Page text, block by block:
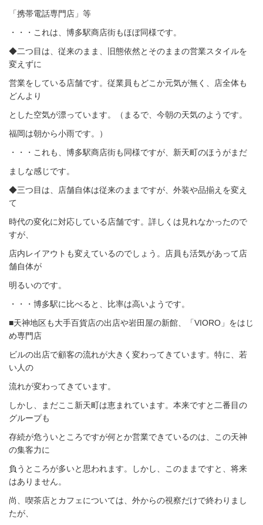
「携帯電話専門店」等
・・・これは、博多駅商店街もほぼ同様です。
◆二つ目は、従来のまま、旧態依然とそのままの営業スタイルを
変えずに
営業をしている店舗です。従業員もどこか元気が無く、店全体も
どんより
とした空気が漂っています。（まるで、今朝の天気のようです。
福岡は朝から小雨です。）
・・・これも、博多駅商店街も同様ですが、新天町のほうがまだ
ましな感じです。
◆三つ目は、店舗自体は従来のままですが、外装や品揃えを変え
て
時代の変化に対応している店舗です。詳しくは見れなかったので
すが、
店内レイアウトも変えているのでしょう。店員も活気があって店
舗自体が
明るいのです。
・・・博多駅に比べると、比率は高いようです。
■天神地区も大手百貨店の出店や岩田屋の新館、「VIORO」をはじ
め専門店
ビルの出店で顧客の流れが大きく変わってきています。特に、若
い人の
流れが変わってきています。
しかし、まだここ新天町は恵まれています。本来ですと二番目の
グループも
存続が危ういところですが何とか営業できているのは、この天神
の集客力に
負うところが多いと思われます。しかし、このままですと、将来
はありません。
尚、喫茶店とカフェについては、外からの視察だけで終わりまし
たが、